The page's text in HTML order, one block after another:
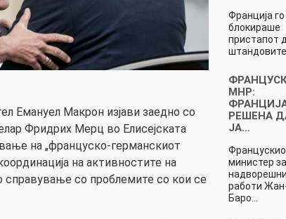
Емануел Макрон изјави заедно со
Фридрих Мерц во Елисејската
на „француско-германскиот
на активностите на
справување со проблемите со кои се
Франција го
блокираше
пристапот
штандовите
МНР:
РЕШЕНА
ЈА…
министер за
надворешни
работи
Баро…